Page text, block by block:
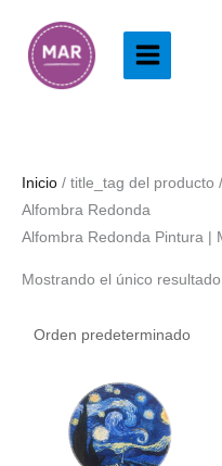
contenido
Inicio / title_tag del producto
Alfombra Redonda
Alfombra Redonda Pintura |
Mostrando el único resultado
de
precios:
desde
63.99€